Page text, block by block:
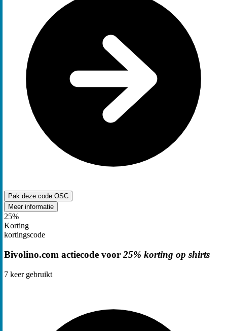
Pak deze code OSC
Meer informatie
25%
Korting
kortingscode
Bivolino.com actiecode voor 25% korting op shirts
7 keer gebruikt